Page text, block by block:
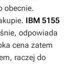
obecnie.
IBM 5155
odpowiada
cena zatem
raczej do